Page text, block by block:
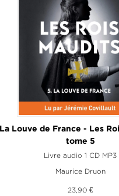
La Louve de France - Les
tome 5
Livre audio 1 CD MP3
Maurice Druon
23,90 €